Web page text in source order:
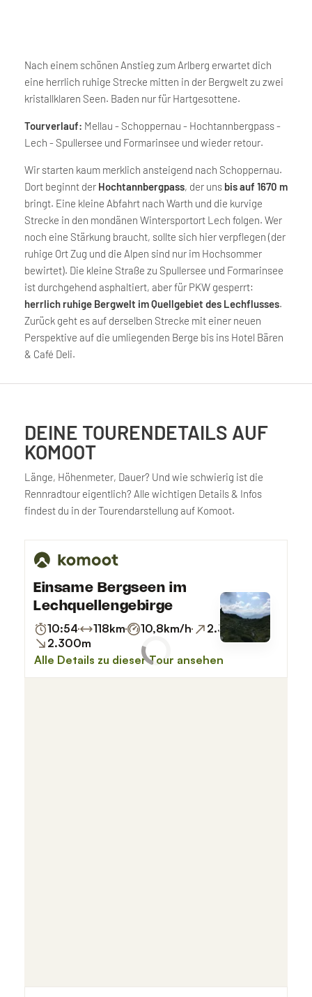
Nach einem schönen Anstieg zum Arlberg erwartet dich
eine herrlich ruhige Strecke mitten in der Bergwelt zu zwei
kristallklaren Seen. Baden nur für Hartgesottene.
Tourverlauf: Mellau - Schoppernau - Hochtannbergpass -
Lech - Spullersee und Formarinsee und wieder retour.
Wir starten kaum merklich ansteigend nach Schoppernau.
Dort beginnt der Hochtannbergpass, der uns bis auf 1670 m
bringt. Eine kleine Abfahrt nach Warth und die kurvige
Strecke in den mondänen Wintersportort Lech folgen. Wer
noch eine Stärkung braucht, sollte sich hier verpflegen (der
ruhige Ort Zug und die Alpen sind nur im Hochsommer
bewirtet). Die kleine Straße zu Spullersee und Formarinsee
ist durchgehend asphaltiert, aber für PKW gesperrt:
herrlich ruhige Bergwelt im Quellgebiet des Lechflusses.
Zurück geht es auf derselben Strecke mit einer neuen
Perspektive auf die umliegenden Berge bis ins Hotel Bären
& Café Deli.
DEINE TOURENDETAILS AUF
KOMOOT
Länge, Höhenmeter, Dauer? Und wie schwierig ist die
Rennradtour eigentlich? Alle wichtigen Details & Infos
findest du in der Tourendarstellung auf Komoot.